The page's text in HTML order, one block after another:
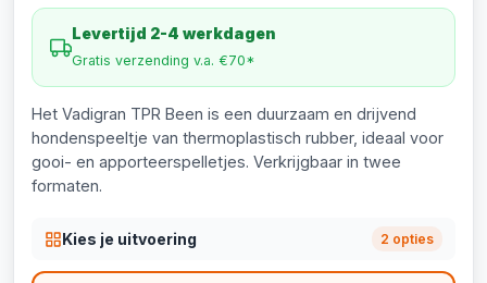
Levertijd 2-4 werkdagen
Gratis verzending v.a. €70*
Het Vadigran TPR Been is een duurzaam en drijvend
hondenspeeltje van thermoplastisch rubber, ideaal voor
gooi- en apporteerspelletjes. Verkrijgbaar in twee
formaten.
Kies je uitvoering 2 opties